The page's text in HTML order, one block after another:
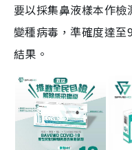
要以採集鼻液樣本作
變種病毒，準確度達
結果。